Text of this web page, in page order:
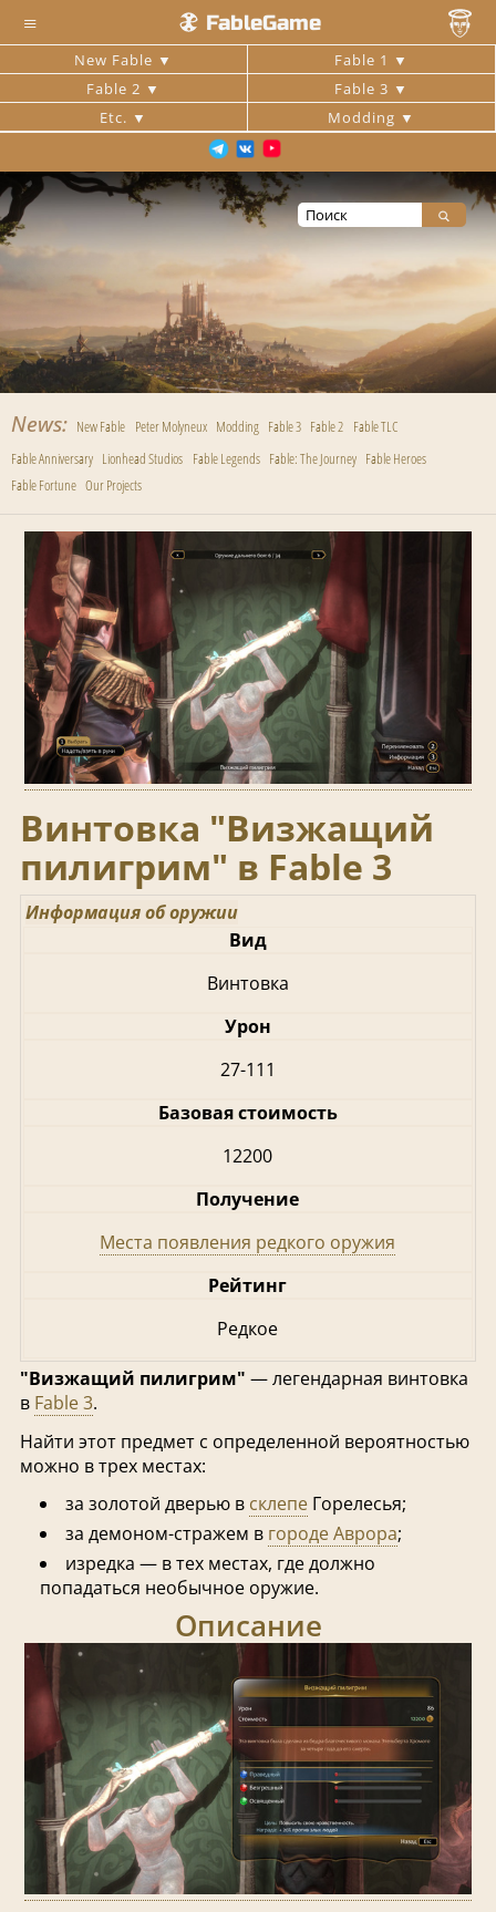
≡ FableGame
New Fable
Fable 1
Fable 2
Fable 3
Etc.
Modding
News New Fable Peter Molyneux Modding Fable 3 Fable 2 Fable TLC
Fable Anniversary Lionhead Studios Fable Legends Fable: The Journey Fable Heroes
Fable Fortune Our Projects
Винтовка "Визжащий
пилигрим" в Fable 3
Информация об оружии
Вид
Винтовка
Урон
27-111
Базовая стоимость
12200
Получение
Места появления редкого оружия
Рейтинг
Редкое
"Визжащий пилигрим" — легендарная винтовка
в Fable 3.
Найти этот предмет с определенной вероятностью
можно в трех местах:
за золотой дверью в склепеГорелесья;
за демоном-стражем в городе Аврора;
изредка — в тех местах, где должно
попадаться необычное оружие.
Описание